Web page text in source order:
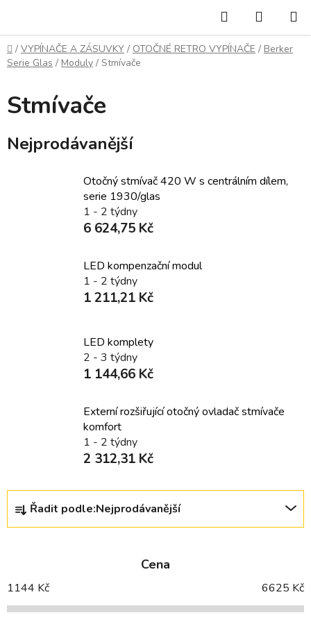
obsah
Hledat
KOŠÍK
Domů
/ VYPÍNAČE A ZÁSUVKY / OTOČNÉ RETRO VYPÍNAČE / Berker
Serie Glas / Moduly / Stmívače
Stmívače
Nejprodávanější
Otočný stmívač 420 W s centrálním dílem,
serie 1930/glas
1 - 2 týdny
6 624,75 Kč
LED kompenzační modul
1 - 2 týdny
1 211,21 Kč
LED komplety
2 - 3 týdny
1 144,66 Kč
Externí rozšiřující otočný ovladač stmívače
komfort
1 - 2 týdny
2 312,31 Kč
Ř
z
í
p
Řadit podle:Nejprodávanější
Cena
1144 Kč 6625 Kč